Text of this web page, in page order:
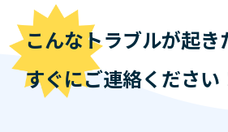
こんなトラブルが起き
すぐにご連絡ください